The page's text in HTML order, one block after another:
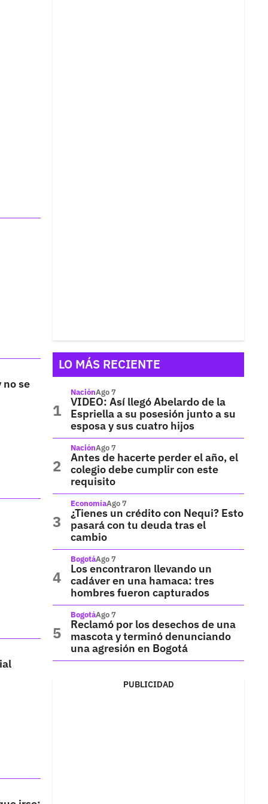
se
LO MÁS RECIENTE
NaciónAgo 7
VIDEO: Así llegó Abelardo de la
Espriella a su posesión junto a su
esposa y sus cuatro hijos
NaciónAgo 7
Antes de hacerte perder el año, el
colegio debe cumplir con este
requisito
EconomíaAgo 7
¿Tienes un crédito con Nequi? Esto
pasará con tu deuda tras el
cambio
BogotáAgo 7
Los encontraron llevando un
cadáver en una hamaca: tres
hombres fueron capturados
BogotáAgo 7
Reclamó por los desechos de una
mascota y terminó denunciando
una agresión en Bogotá
PUBLICIDAD